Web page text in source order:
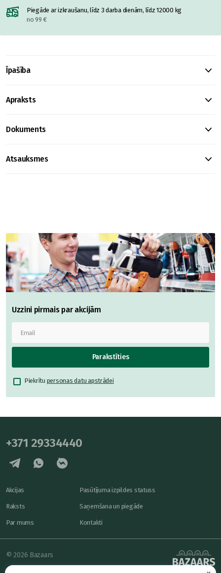
Piegāde ar izkraušanu, līdz 3 darba dienām, līdz 12000 kg
no 99 €
Īpašība
Apraksts
Dokuments
Atsauksmes
Uzzini pirmais par akcijām
Parakstīties
Piekrītu personas datu apstrādei
+371 29334440
Akcijas
Raksts
Par mums
Pasūtījuma izpildes statuss
Saņemšana un piegāde
Kontakti
© 2026 Bazaars